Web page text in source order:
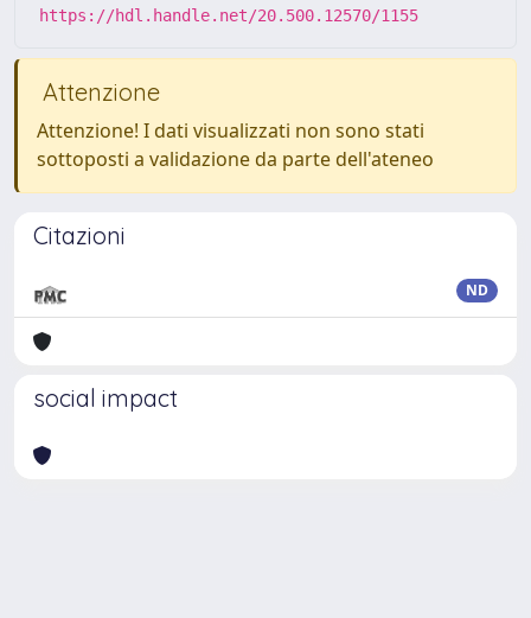
https://hdl.handle.net/20.500.12570/1155
Attenzione
Attenzione! I dati visualizzati non sono stati
sottoposti a validazione da parte dell'ateneo
Citazioni
ND
social impact